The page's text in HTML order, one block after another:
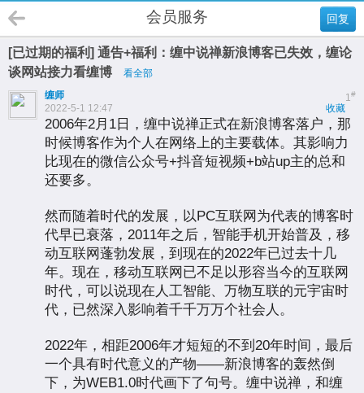
回复
会员服务
[已过期的福利] 通告+福利：缠中说禅新浪博客已失效，缠论
谈网站接力看缠博
看全部
1#
缠师
收藏
2022-5-1 12:47
2006年2月1日，缠中说禅正式在新浪博客落户，那
时候博客作为个人在网络上的主要载体。其影响力
比现在的微信公众号+抖音短视频+b站up主的总和
还要多。
然而随着时代的发展，以PC互联网为代表的博客时
代早已衰落，2011年之后，智能手机开始普及，移
动互联网蓬勃发展，到现在的2022年已过去十几
年。现在，移动互联网已不足以形容当今的互联网
时代，可以说现在人工智能、万物互联的元宇宙时
代，已然深入影响着千千万万个社会人。
2022年，相距2006年才短短的不到20年时间，最后
一个具有时代意义的产物——新浪博客的轰然倒
下，为WEB1.0时代画下了句号。缠中说禅，和缠